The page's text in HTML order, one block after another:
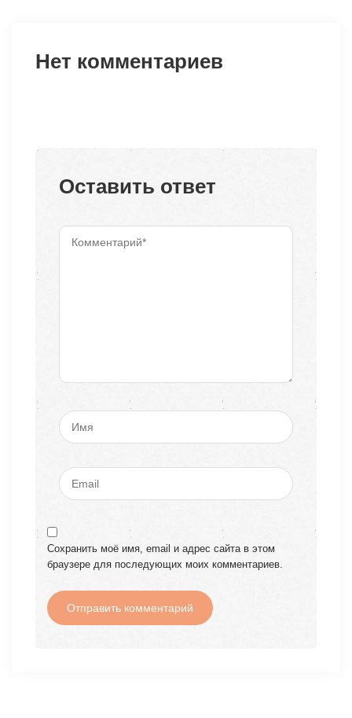
Нет комментариев
Оставить ответ
Сохранить моё имя, email и адрес сайта в этом
браузере для последующих моих комментариев.